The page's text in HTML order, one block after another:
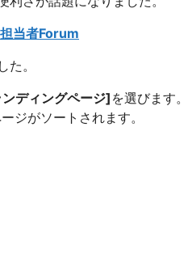
当者Forum
。
ディングページ] を選びます
ジがソートされます。